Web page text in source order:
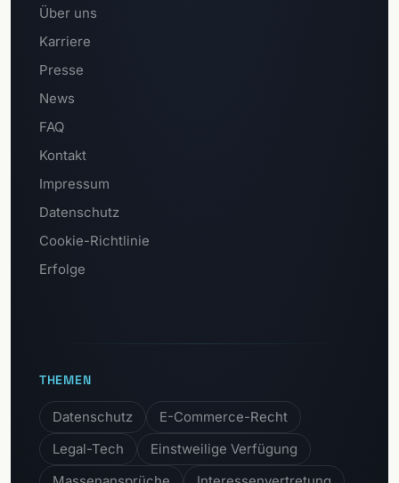
Über uns
Karriere
Presse
News
FAQ
Kontakt
Impressum
Datenschutz
Cookie-Richtlinie
Erfolge
THEMEN
Datenschutz
E-Commerce-Recht
Legal-Tech
Einstweilige Verfügung